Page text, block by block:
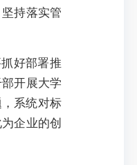
持落实管
好部署推
开展大学
系统对标
企业的创